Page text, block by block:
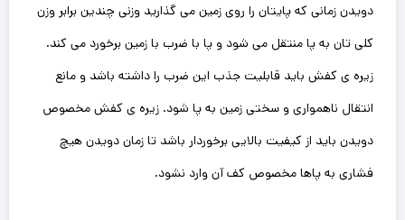
دویدن زمانی که پایتان را روی زمین می گذارید وزنی چندین برابر وزن
کلی تان به پا منتقل می شود و پا با ضرب با زمین برخورد می کند.
زیره ی کفش باید قابلیت جذب این ضرب را داشته باشد و مانع
انتقال ناهمواری و سختی زمین به پا‌ شود. زیره ی کفش مخصوص
دویدن باید از کیفیت بالایی برخوردار باشد تا زمان دویدن هیچ
فشاری به پاها مخصوص کف آن وارد نشود.